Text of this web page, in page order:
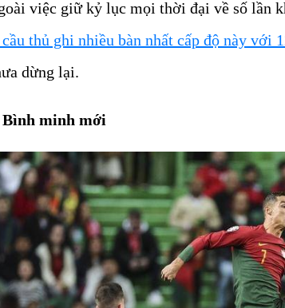
việc giữ kỷ lục mọi thời đại về số lần
thủ ghi nhiều bàn nhất cấp độ này với
dừng lại.
Bình minh mới